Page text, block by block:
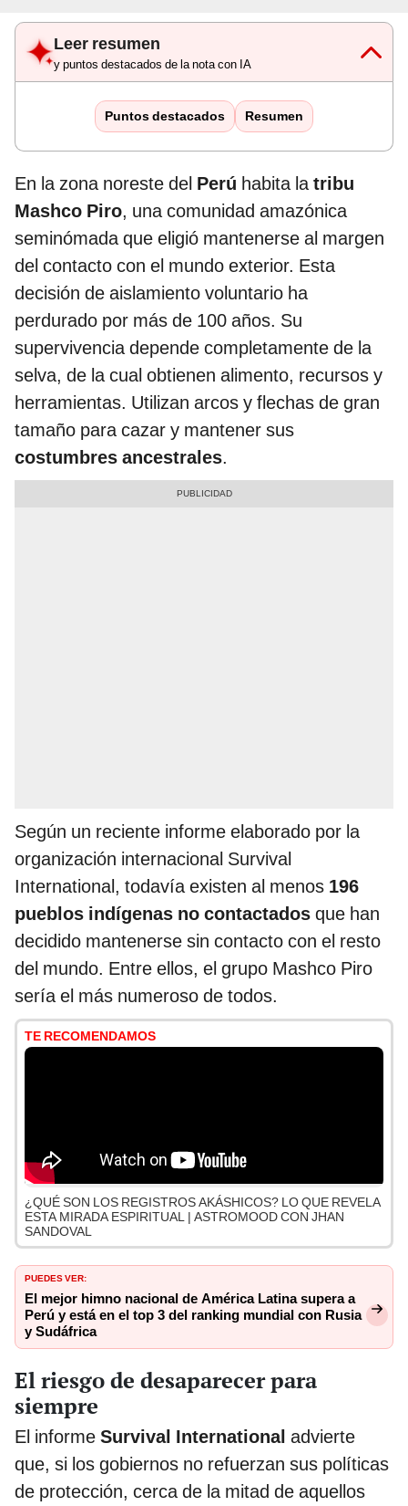
Leer resumen
y puntos destacados de la nota con IA
Puntos destacados Resumen
En la zona noreste del Perú habita latribu
Mashco Piro, una comunidad amazónica
seminómada que eligió mantenerse al margen
del contacto con el mundo exterior. Esta
decisión de aislamiento voluntario ha
perdurado por más de 100 años. Su
supervivencia depende completamente de la
selva, de la cual obtienen alimento, recursos y
herramientas. Utilizan arcos y flechas de gran
tamaño para cazar y mantener sus
costumbres ancestrales.
Según un reciente informe elaborado por la
organización internacional Survival
International, todavía existen al menos 196
pueblos indígenas no contactados que han
decidido mantenerse sin contacto con el resto
del mundo. Entre ellos, el grupo Mashco Piro
sería el más numeroso de todos.
TE RECOMENDAMOS
¿QUÉ SON LOS REGISTROS AKÁSHICOS? LO QUE REVELA
ESTA MIRADA ESPIRITUAL | ASTROMOOD CON JHAN
SANDOVAL
PUEDES VER:
El mejor himno nacional de América Latina supera a
Perú y está en el top 3 del ranking mundial con Rusia
y Sudáfrica
El riesgo de desaparecer para
siempre
El informe Survival International advierte
que, si los gobiernos no refuerzan sus políticas
de protección, cerca de la mitad de aquellos